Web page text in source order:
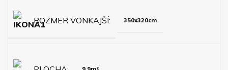
ROZMER VONKAJŠÍ 350x320cm